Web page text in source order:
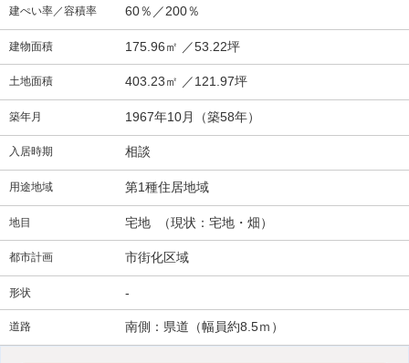
建ぺい率／容積率 60％／200％
建物面積 175.96㎡ ／53.22坪
土地面積 403.23㎡ ／121.97坪
築年月 1967年10月（築58年）
入居時期 相談
用途地域 第1種住居地域
地目 宅地 （現状：宅地・畑）
都市計画 市街化区域
形状 -
道路 南側：県道（幅員約8.5ｍ）